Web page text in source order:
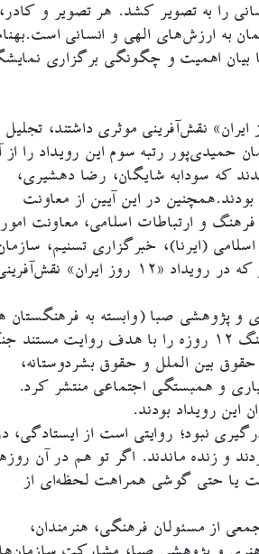
را به تصویر کشد. هر تصویر و کادر،
به ارزش‌های الهی و انسانی
اهمیت و چگونگی برگزاری
از عکاسان برگزیده و نهادهایی که در «۱۲ روز ایران» نقش‌آفرینی موثری داشتند، تجلیل
حمیدی‌پور رتبه سوم این رویداد را از
که سودابه شایگان، رضا دهشیری،
در این آیین از معاونت
و ارتباطات اسلامی، معاونت امور
(ایرنا)، خبرگزاری تسنیم،
آتش‌نشانی، هلال احمر و انجمن هنرهای تجسمی استان البرز که در رویداد «۱۲ روز ایران»
پژوهشی صبا (وابسته به فرهنگستان
مردادماه امسال فراخوان ارسال عکس؛ روایت تصویری از جنگ ۱۲ روزه را با هدف روایت
حقوق بین الملل و حقوق بشردوستانه،
جنگ ۱۲ روزه و مردم یاری و همبستگی اجتماعی منتشر کرد.
این رویداد بودند.
بود؛ جنگ ۱۲ روزه فقط یک درگیری نبود؛ روایتی‌ است از
و زنده ماندند. اگر تو هم در آن
یا حتی گوشی همراهت لحظه‌ای از
با حضور جمعی از مسئولان فرهنگی، هنرمندان،